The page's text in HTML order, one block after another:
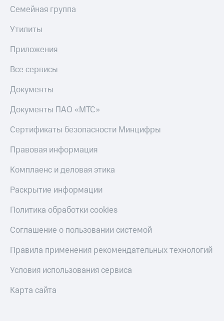
Пополнить
другого
интернета
ТВ
Переводы
с
телефона
на карту
МТС Pay
Оплата
коду
Смартфоны
Наушники
Семейная группа
Утилиты
Приложения
Все сервисы
Документы
Документы ПАО «МТС»
Сертификаты безопасности Минцифры
Правовая информация
Комплаенс и деловая этика
Раскрытие информации
Политика обработки cookies
Соглашение о пользовании системой
Правила применения рекомендательных технологий
Условия использования сервиса
Карта сайта